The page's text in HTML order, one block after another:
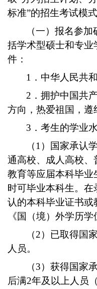
标准”的招生考试模式
（一）报名参
括学术型硕士和专
件：
1．中华人民共
2．拥护中国共
方向，热爱祖国，遵
3．考生的学业
（1）国家承认
通高校、成人高校
教育等应届本科毕
时可毕业本科生。
认的本科毕业证书
《国（境）外学历学
（2）已取得国
人员。
（3）获得国家
后满2年及以上人员